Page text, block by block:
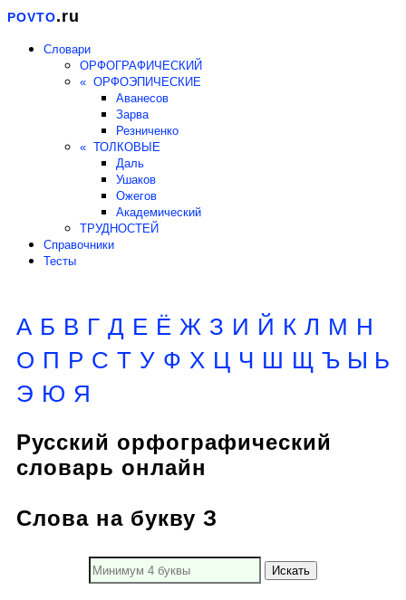
POVTO.ru
Словари
ОРФОГРАФИЧЕСКИЙ
« ОРФОЭПИЧЕСКИЕ
Аванесов
Зарва
Резниченко
« ТОЛКОВЫЕ
Даль
Ушаков
Ожегов
Академический
ТРУДНОСТЕЙ
Справочники
Тесты
А Б В Г Д Е Ё Ж З И Й К Л М Н
О П Р С Т У Ф Х Ц Ч Ш Щ Ъ Ы Ь
Э Ю Я
Русский орфографический
словарь онлайн
Слова на букву З
Искать